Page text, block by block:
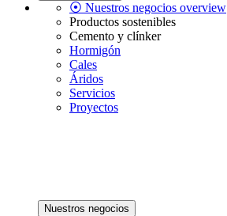
⦿ Nuestros negocios overview
Productos sostenibles
Cemento y clínker
Hormigón
Cales
Áridos
Servicios
Proyectos
Nuestros negocios